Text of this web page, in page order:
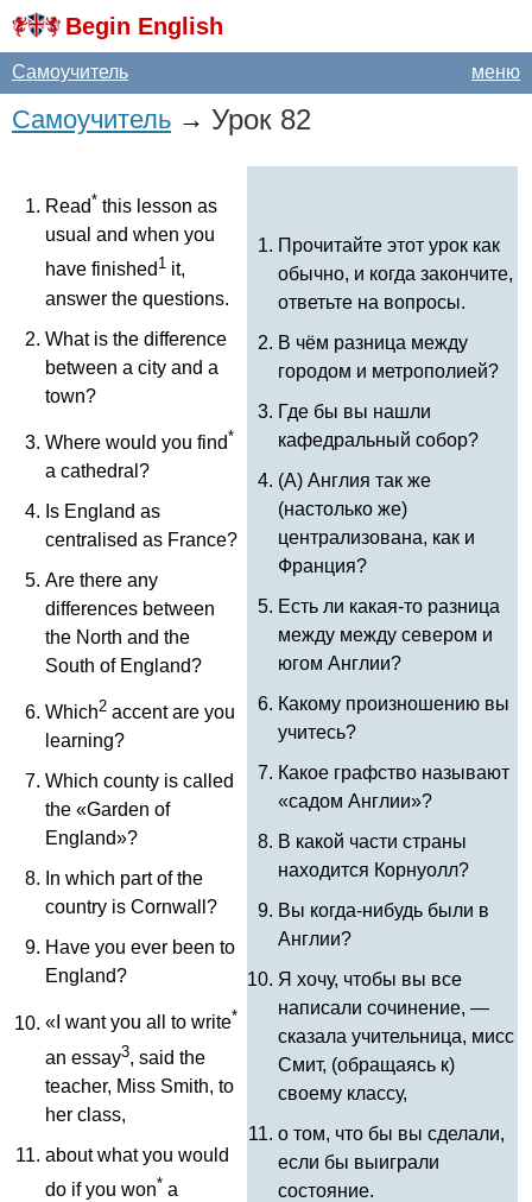
Begin English
меню
Самоучитель
Самоучитель → Урок 82
Read* this lesson as
usual and when you
have finished 1 it,
answer the questions.
What is the difference
between a city and a
town?
Where would you find*
a cathedral ?
Is England as
centralised as France?
Are there any
differences between
the North and the
South of England?
Which2 accent are you
learning?
Which county is called
the «Garden of
England»?
In which part of the
country is Cornwall ?
Have you ever been to
England?
« want you all to write*
an essay3, said the
teacher, Miss Smith, to
her class,
about what you would
do if you won* a
Прочитайте этот урок как
обычно, и когда закончите,
ответьте на вопросы.
В чём разница между
городом и метрополией?
Где бы вы нашли
кафедральный собор?
(А) Англия так же
(настолько же)
централизована, как и
Франция?
Есть ли какая-то разница
между между севером и
югом Англии?
Какому произношению вы
учитесь?
Какое графство называют
«садом Англии»?
В какой части страны
находится Корнуолл?
Вы когда-нибудь были в
Англии?
Я хочу, чтобы вы все
написали сочинение, —
сказала учительница, мисс
Смит, (обращаясь к)
своему классу,
о том, что бы вы сделали,
если бы выиграли
состояние.